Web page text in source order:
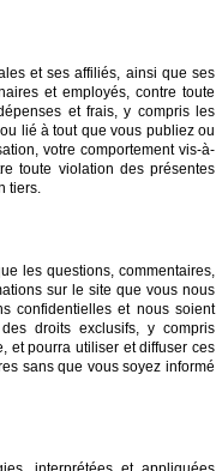
et ses affiliés, ainsi que ses
et employés, contre toute
et frais, y compris les
lié à tout que vous publiez ou
votre comportement vis-à-
toute violation des présentes
tiers.
les questions, commentaires,
sur le site que vous nous
confidentielles et nous soient
droits exclusifs, y compris
et pourra utiliser et diffuser ces
sans que vous soyez informé